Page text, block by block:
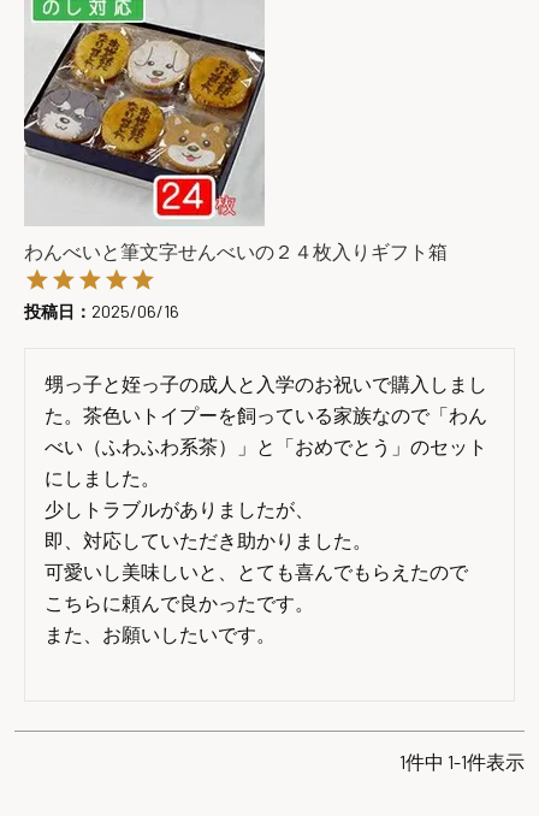
わんべいと筆文字せんべいの２４枚入りギフト箱
投稿日 2025/06/16
甥っ子と姪っ子の成人と入学のお祝いで購入しまし
た。茶色いトイプーを飼っている家族なので「わん
べい（ふわふわ系茶）」と「おめでとう」のセット
にしました。
少しトラブルがありましたが、
即、対応していただき助かりました。
可愛いし美味しいと、とても喜んでもらえたので
こちらに頼んで良かったです。
また、お願いしたいです。
1件中 1-1件表示